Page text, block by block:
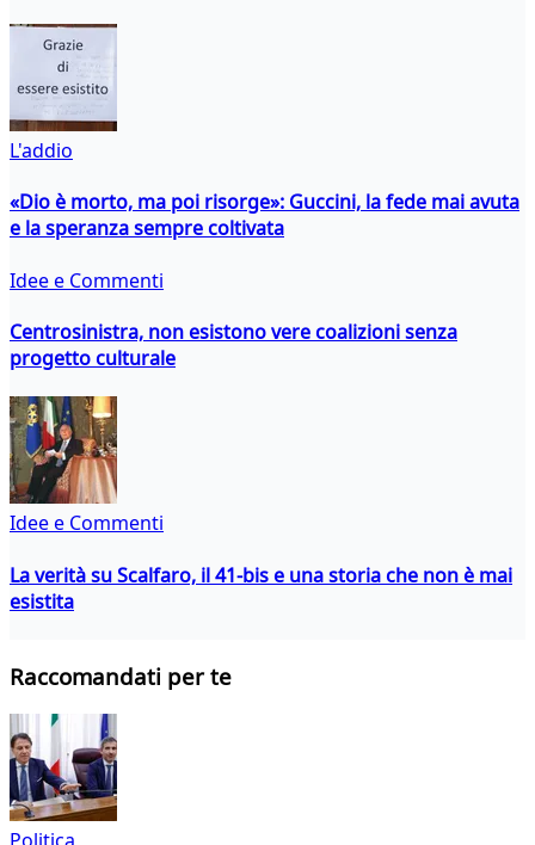
L'addio
«Dio è morto, ma poi risorge»: Guccini, la fede mai avuta
e la speranza sempre coltivata
Idee e Commenti
Centrosinistra, non esistono vere coalizioni senza
progetto culturale
Idee e Commenti
La verità su Scalfaro, il 41-bis e una storia che non è mai
esistita
Raccomandati per te